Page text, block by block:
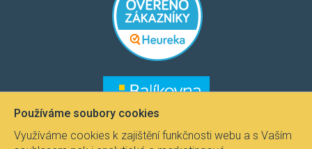
Používáme soubory cookies
Využíváme cookies k zajištění funkčnosti webu a s Vaším